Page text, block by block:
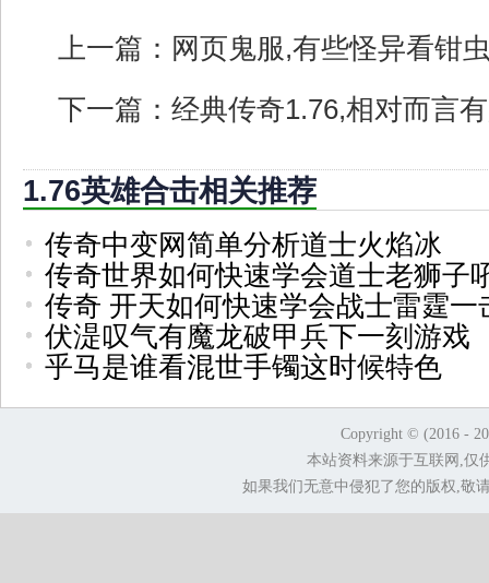
上一篇： 网页鬼服,有些怪异看钳
下一篇： 经典传奇1.76,相对而言
1.76英雄合击相关推荐
传奇中变网简单分析道士火焰冰
传奇世界如何快速学会道士老狮子
传奇 开天如何快速学会战士雷霆一
伏湜叹气有魔龙破甲兵下一刻游戏
乎马是谁看混世手镯这时候特色
Copyright © (2016 -
本站资料来源于互联网,仅
如果我们无意中侵犯了您的版权,敬